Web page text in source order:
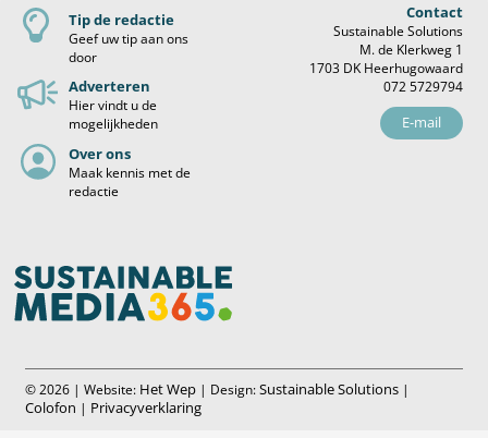
Tip de redactie
Geef uw tip aan ons
door
Adverteren
Hier vindt u de
mogelijkheden
Over ons
Maak kennis met de
redactie
Contact
Sustainable Solutions
M. de Klerkweg 1
1703 DK Heerhugowaard
072 5729794
E-mail
© 2026 | Website: Het Wep | Design:Sustainable Solutions |
Colofon | Privacyverklaring